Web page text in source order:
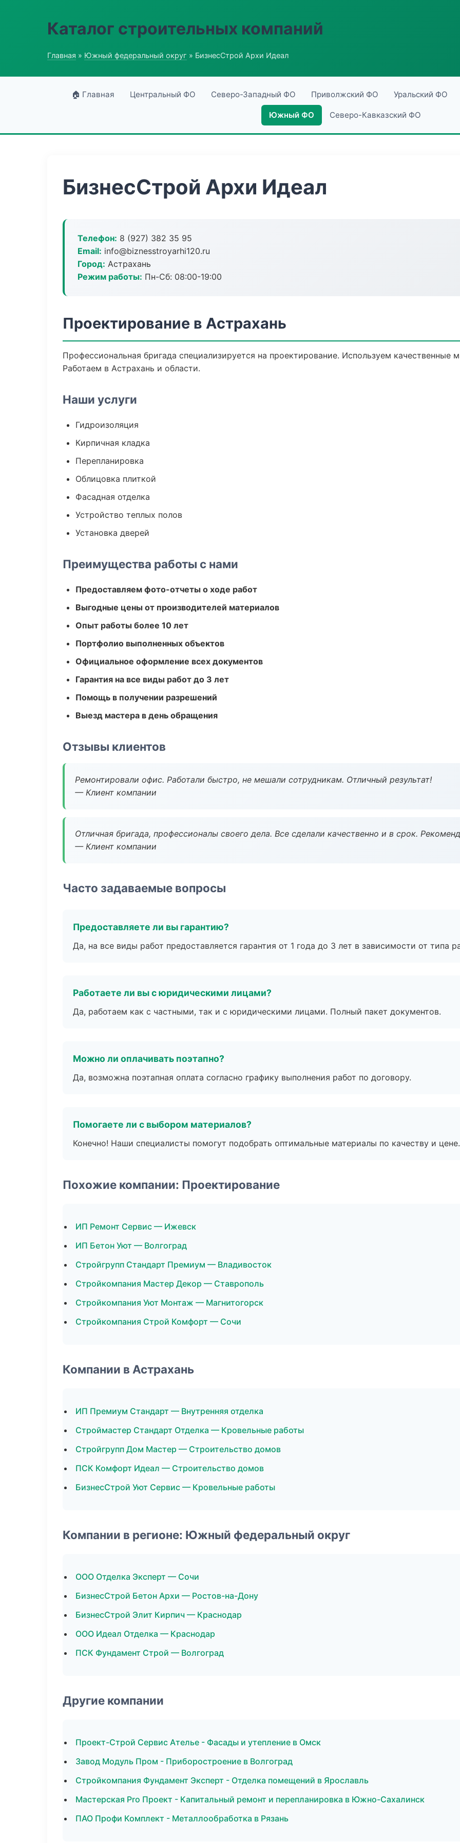
Каталог строительных компаний
Главная » Южный федеральный округ » БизнесСтрой Архи Идеал
🏠 Главная Центральный ФО Северо-Западный ФО Приволжский ФО Уральский ФО
Южный ФО Северо-Кавказский ФО
БизнесСтрой Архи Идеал
Телефон: 8 (927) 382 35 95
Email: info@biznesstroyarhi120.ru
Город: Астрахань
Режим работы: Пн-Сб: 08:00-19:00
Проектирование в Астрахань
Профессиональная бригада специализируется на проектирование. Используем качественные
Работаем в Астрахань и области.
Наши услуги
Гидроизоляция
Кирпичная кладка
Перепланировка
Облицовка плиткой
Фасадная отделка
Устройство теплых полов
Установка дверей
Преимущества работы с нами
Предоставляем фото-отчеты о ходе работ
Выгодные цены от производителей материалов
Опыт работы более 10 лет
Портфолио выполненных объектов
Официальное оформление всех документов
Гарантия на все виды работ до 3 лет
Помощь в получении разрешений
Выезд мастера в день обращения
Отзывы клиентов
Ремонтировали офис. Работали быстро, не мешали сотрудникам. Отличный результат!
— Клиент компании
Отличная бригада, профессионалы своего дела. Все сделали качественно и в срок.
— Клиент компании
Часто задаваемые вопросы
Предоставляете ли вы гарантию?
Да, на все виды работ предоставляется гарантия от 1 года до 3 лет в зависимости от типа
Работаете ли вы с юридическими лицами?
Да, работаем как с частными, так и с юридическими лицами. Полный пакет документов.
Можно ли оплачивать поэтапно?
Да, возможна поэтапная оплата согласно графику выполнения работ по договору.
Помогаете ли с выбором материалов?
Конечно! Наши специалисты помогут подобрать оптимальные материалы по качеству и цене.
Похожие компании: Проектирование
ИП Ремонт Сервис — Ижевск
ИП Бетон Уют — Волгоград
Стройгрупп Стандарт Премиум — Владивосток
Стройкомпания Мастер Декор — Ставрополь
Стройкомпания Уют Монтаж — Магнитогорск
Стройкомпания Строй Комфорт — Сочи
Компании в Астрахань
ИП Премиум Стандарт — Внутренняя отделка
Строймастер Стандарт Отделка — Кровельные работы
Стройгрупп Дом Мастер — Строительство домов
ПСК Комфорт Идеал — Строительство домов
БизнесСтрой Уют Сервис — Кровельные работы
Компании в регионе: Южный федеральный округ
ООО Отделка Эксперт — Сочи
БизнесСтрой Бетон Архи — Ростов-на-Дону
БизнесСтрой Элит Кирпич — Краснодар
ООО Идеал Отделка — Краснодар
ПСК Фундамент Строй — Волгоград
Другие компании
Проект-Строй Сервис Ателье - Фасады и утепление в Омск
Завод Модуль Пром - Приборостроение в Волгоград
Стройкомпания Фундамент Эксперт - Отделка помещений в Ярославль
Мастерская Pro Проект - Капитальный ремонт и перепланировка в Южно-Сахалинск
ПАО Профи Комплект - Металлообработка в Рязань